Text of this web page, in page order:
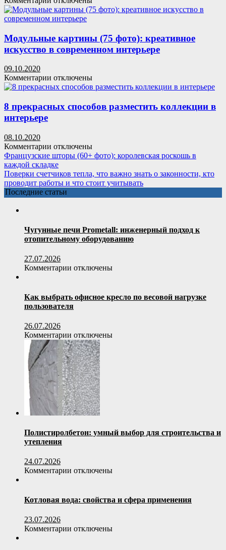
знать
о
законности,
проводит
работы
стоит
учитывать
записи
Приточные
Бризарт
Модульные картины (75 фото): креативное
искусство в современном интерьере
09.10.2020
Комментарии к
записи
картины
(75
в
современном
интерьере
отключены
8 прекрасных способов разместить коллекции в
интерьере
08.10.2020
Комментарии к
записи
8
прекрасных
способов
разместить
коллекции
отключены
Французские шторы (60+ фото): королевская роскошь в
каждой складке
Поверки счетчиков тепла, что важно знать о законности, кто
проводит работы и что стоит учитывать
Последние статьи
Чугунные печи Prometall: инженерный подход к
отопительному оборудованию
27.07.2026
Комментарии к
печи
Prometall:
инженерный
отопительному
оборудованию
отключены
Как выбрать офисное кресло по весовой нагрузке
пользователя
26.07.2026
Комментарии к
записи
Как
выбрать
офисное
кресло
по
весовой
нагрузке
пользователя
отключены
Полистиролбетон: умный выбор для строительства и
утепления
24.07.2026
Комментарии к
умный
выбор
и
отключены
Котловая вода: свойства и сфера применения
23.07.2026
Комментарии котключены